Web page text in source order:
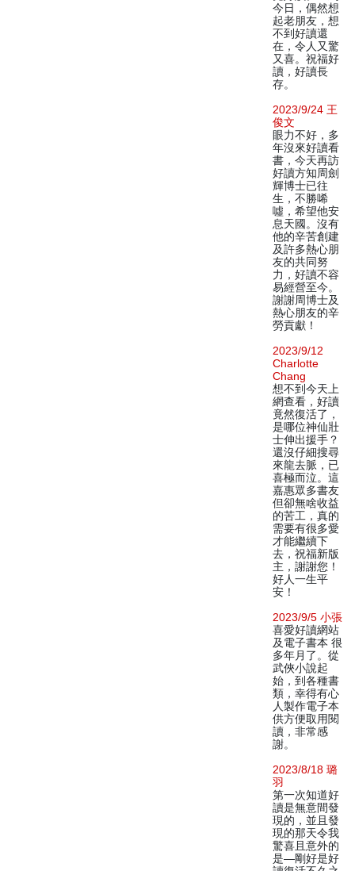
今日，偶然想
起老朋友，想
不到好讀還
在，令人又驚
又喜。祝福好
讀，好讀長
存。
2023/9/24 王
俊文
眼力不好，多
年沒來好讀看
書，今天再訪
好讀方知周劍
輝博士已往
生，不勝唏
噓，希望他安
息天國。沒有
他的辛苦創建
及許多熱心朋
友的共同努
力，好讀不容
易經營至今。
謝謝周博士及
熱心朋友的辛
勞貢獻！
2023/9/12
Charlotte
Chang
想不到今天上
網查看，好讀
竟然復活了，
是哪位神仙壯
士伸出援手？
還沒仔細搜尋
來龍去脈，已
喜極而泣。這
嘉惠眾多書友
但卻無啥收益
的苦工，真的
需要有很多愛
才能繼續下
去，祝福新版
主，謝謝您！
好人一生平
安！
2023/9/5 小張
喜愛好讀網站
及電子書本 很
多年月了。從
武俠小說起
始，到各種書
類，幸得有心
人製作電子本
供方便取用閱
讀，非常感
謝。
2023/8/18 璐
羽
第一次知道好
讀是無意間發
現的，並且發
現的那天令我
驚喜且意外的
是—剛好是好